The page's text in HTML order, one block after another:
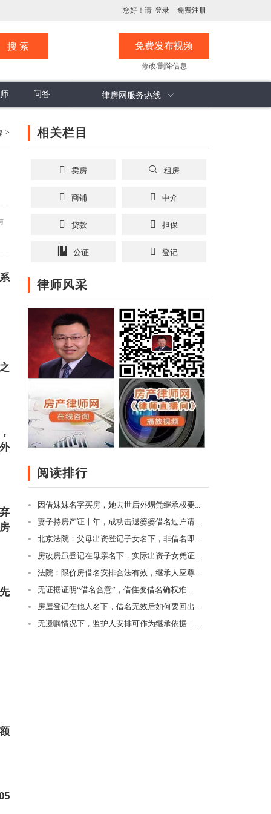
您好！请 登录 免费注册
免费发布视频
修改/删除信息
问答 律房网服务热线
> 相关栏目
卖房 租房
商铺 中介
贷款 担保
公证 登记
律师风采
阅读排行
因借妹妹名字买房，她去世后外甥凭继承权要...
妻子持房产证十年，成功击退婆婆借名过户请...
北京法院：父母出资登记子女名下，非借名即...
房改房虽登记在母亲名下，实际出资子女凭证...
法院：限价房借名安排合法有效，继承人应尊...
无证据证明“借名合意”，借住变借名确权难...
房屋登记在他人名下，借名无效后如何要回出...
无遗嘱情况下，监护人安排可作为继承依据｜...